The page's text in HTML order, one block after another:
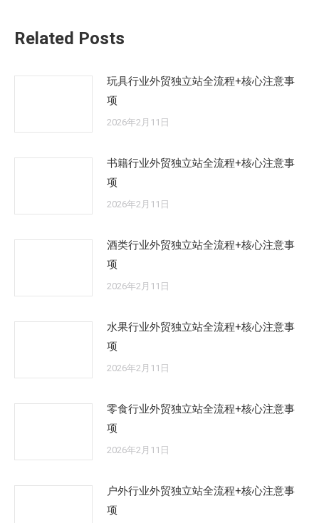
Related Posts
玩具行业外贸独立站全流程+核心注意事
项
2026年2月11日
书籍行业外贸独立站全流程+核心注意事
项
2026年2月11日
酒类行业外贸独立站全流程+核心注意事
项
2026年2月11日
水果行业外贸独立站全流程+核心注意事
项
2026年2月11日
零食行业外贸独立站全流程+核心注意事
项
2026年2月11日
户外行业外贸独立站全流程+核心注意事
项